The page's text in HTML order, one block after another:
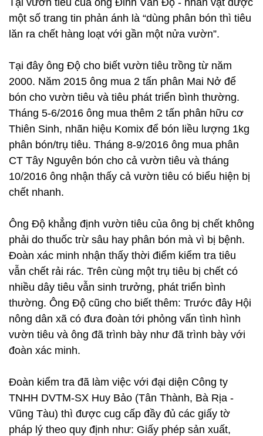
Tại vườn tiêu của ông Đinh Văn Độ - nhân vật được
một số trang tin phản ánh là “dùng phân bón thì tiêu
lăn ra chết hàng loạt với gần một nửa vườn”.
Tại đây ông Độ cho biết vườn tiêu trồng từ năm
2000. Năm 2015 ông mua 2 tấn phân Mai Nở để
bón cho vườn tiêu và tiêu phát triển bình thường.
Tháng 5-6/2016 ông mua thêm 2 tấn phân hữu cơ
Thiên Sinh, nhãn hiệu Komix để bón liều lượng 1kg
phân bón/trụ tiêu. Tháng 8-9/2016 ông mua phân
CT Tây Nguyên bón cho cả vườn tiêu và tháng
10/2016 ông nhận thấy cả vườn tiêu có biểu hiện bị
chết nhanh.
Ông Độ khẳng định vườn tiêu của ông bị chết không
phải do thuốc trừ sâu hay phân bón mà vì bị bệnh.
Đoàn xác minh nhận thấy thời điểm kiểm tra tiêu
vẫn chết rải rác. Trên cùng một trụ tiêu bị chết có
nhiều dây tiêu vẫn sinh trưởng, phát triển bình
thường. Ông Độ cũng cho biết thêm: Trước đây Hội
nông dân xã có đưa đoàn tới phỏng vấn tình hình
vườn tiêu và ông đã trình bày như đã trình bày với
đoàn xác minh.
Đoàn kiểm tra đã làm việc với đại diện Công ty
TNHH DVTM-SX Huy Bảo (Tân Thành, Bà Rịa -
Vũng Tàu) thì được cug cấp đầy đủ các giấy tờ
pháp lý theo quy định như: Giấy phép sản xuất,